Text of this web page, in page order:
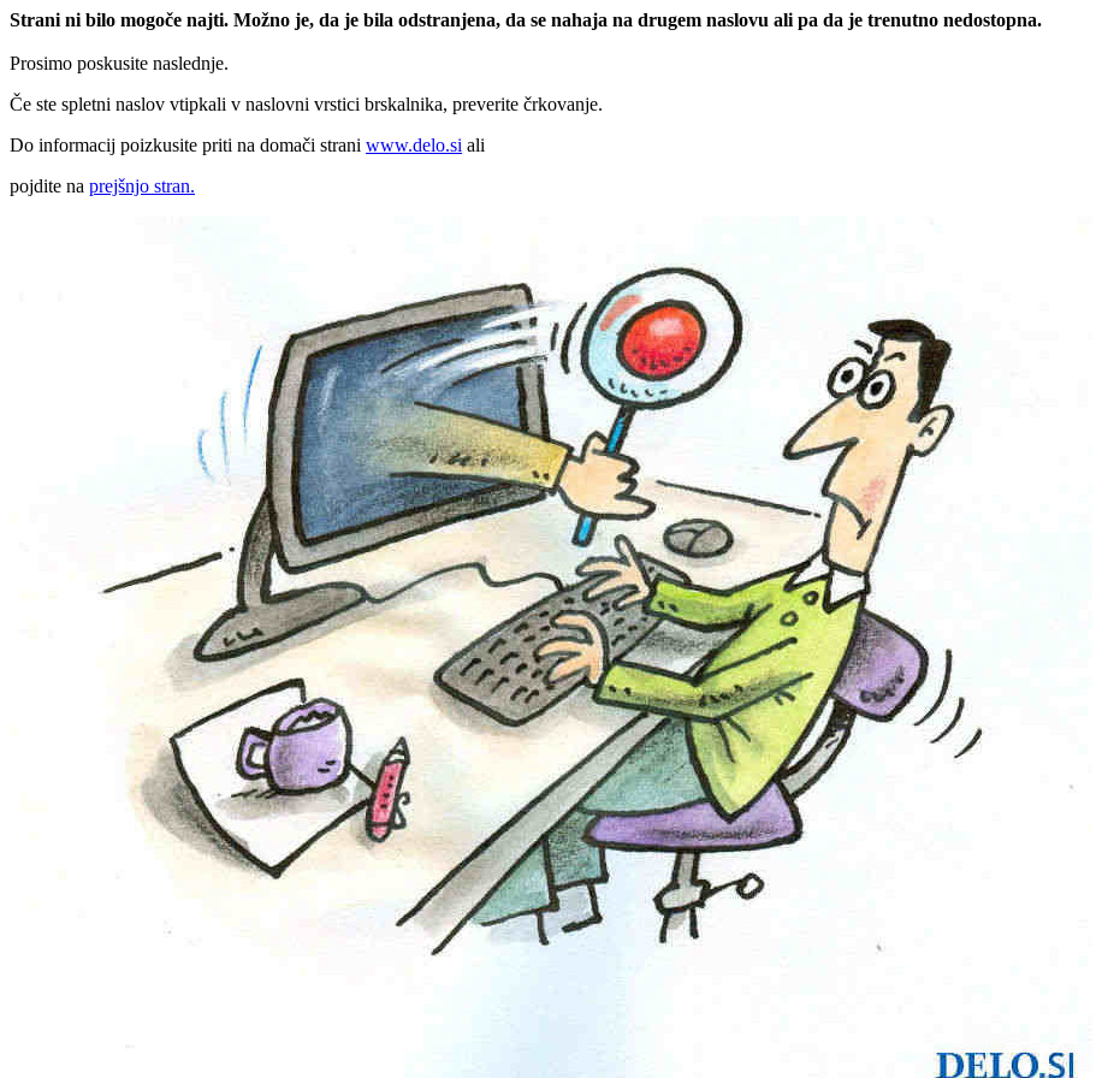
Strani ni bilo mogoče najti. Možno je, da je bila odstranjena, da se nahaja na drugem naslovu ali pa da je trenutno nedostopna.
Prosimo poskusite naslednje.
Če ste spletni naslov vtipkali v naslovni vrstici brskalnika, preverite črkovanje.
Do informacij poizkusite priti na domači strani www.delo.si ali
pojdite na prejšnjo stran.